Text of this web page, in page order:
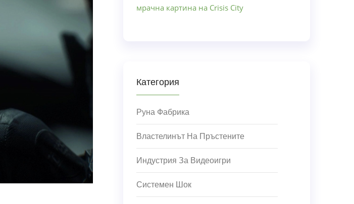
мрачна картина на Crisis City
Категория
Руна Фабрика
Властелинът На Пръстените
Индустрия За Видеоигри
Системен Шок